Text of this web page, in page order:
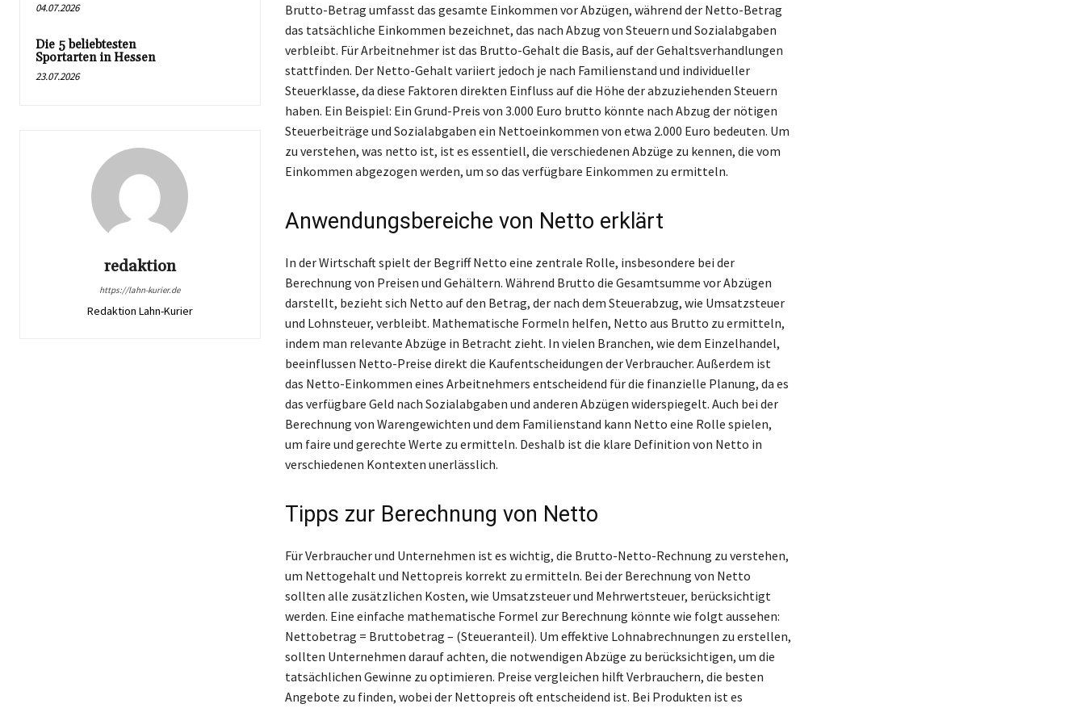
04.07.2026
Die 5 beliebtesten
Sportarten in Hessen
23.07.2026
redaktion
https://lahn-kurier.de
Redaktion Lahn-Kurier
Brutto-Betrag umfasst das gesamte Einkommen vor Abzügen, während der Netto-Betrag
das tatsächliche Einkommen bezeichnet, das nach Abzug von Steuern und Sozialabgaben
verbleibt. Für Arbeitnehmer ist das Brutto-Gehalt die Basis, auf der Gehaltsverhandlungen
stattfinden. Der Netto-Gehalt variiert jedoch je nach Familienstand und individueller
Steuerklasse, da diese Faktoren direkten Einfluss auf die Höhe der abzuziehenden Steuern
haben. Ein Beispiel: Ein Grund-Preis von 3.000 Euro brutto könnte nach Abzug der nötigen
Steuerbeiträge und Sozialabgaben ein Nettoeinkommen von etwa 2.000 Euro bedeuten. Um
zu verstehen, was netto ist, ist es essentiell, die verschiedenen Abzüge zu kennen, die vom
Einkommen abgezogen werden, um so das verfügbare Einkommen zu ermitteln.
Anwendungsbereiche von Netto erklärt
In der Wirtschaft spielt der Begriff Netto eine zentrale Rolle, insbesondere bei der
Berechnung von Preisen und Gehältern. Während Brutto die Gesamtsumme vor Abzügen
darstellt, bezieht sich Netto auf den Betrag, der nach dem Steuerabzug, wie Umsatzsteuer
und Lohnsteuer, verbleibt. Mathematische Formeln helfen, Netto aus Brutto zu ermitteln,
indem man relevante Abzüge in Betracht zieht. In vielen Branchen, wie dem Einzelhandel,
beeinflussen Netto-Preise direkt die Kaufentscheidungen der Verbraucher. Außerdem ist
das Netto-Einkommen eines Arbeitnehmers entscheidend für die finanzielle Planung, da es
das verfügbare Geld nach Sozialabgaben und anderen Abzügen widerspiegelt. Auch bei der
Berechnung von Warengewichten und dem Familienstand kann Netto eine Rolle spielen,
um faire und gerechte Werte zu ermitteln. Deshalb ist die klare Definition von Netto in
verschiedenen Kontexten unerlässlich.
Tipps zur Berechnung von Netto
Für Verbraucher und Unternehmen ist es wichtig, die Brutto-Netto-Rechnung zu verstehen,
um Nettogehalt und Nettopreis korrekt zu ermitteln. Bei der Berechnung von Netto
sollten alle zusätzlichen Kosten, wie Umsatzsteuer und Mehrwertsteuer, berücksichtigt
werden. Eine einfache mathematische Formel zur Berechnung könnte wie folgt aussehen:
Nettobetrag = Bruttobetrag – (Steueranteil). Um effektive Lohnabrechnungen zu erstellen,
sollten Unternehmen darauf achten, die notwendigen Abzüge zu berücksichtigen, um die
tatsächlichen Gewinne zu optimieren. Preise vergleichen hilft Verbrauchern, die besten
Angebote zu finden, wobei der Nettopreis oft entscheidend ist. Bei Produkten ist es